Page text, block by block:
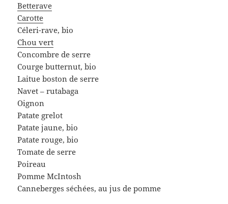
Betterave
Carotte
Céleri-rave, bio
Chou vert
Concombre de serre
Courge butternut, bio
Laitue boston de serre
Navet – rutabaga
Oignon
Patate grelot
Patate jaune, bio
Patate rouge, bio
Tomate de serre
Poireau
Pomme McIntosh
Canneberges séchées, au jus de pomme